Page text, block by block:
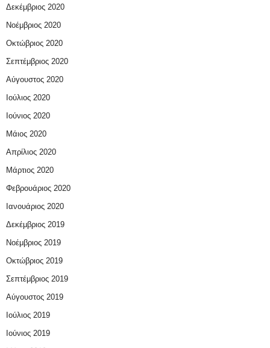
Δεκέμβριος 2020
Νοέμβριος 2020
Οκτώβριος 2020
Σεπτέμβριος 2020
Αύγουστος 2020
Ιούλιος 2020
Ιούνιος 2020
Μάιος 2020
Απρίλιος 2020
Μάρτιος 2020
Φεβρουάριος 2020
Ιανουάριος 2020
Δεκέμβριος 2019
Νοέμβριος 2019
Οκτώβριος 2019
Σεπτέμβριος 2019
Αύγουστος 2019
Ιούλιος 2019
Ιούνιος 2019